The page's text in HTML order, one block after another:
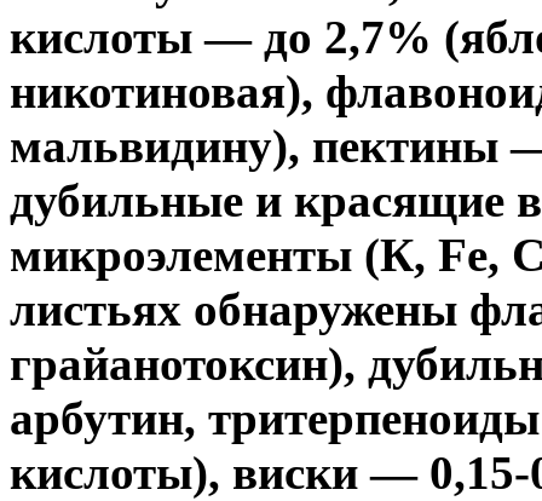
кислоты — до 2,7%
никотиновая),
мальвидину), пектины
дубильные и красящие
микроэлементы (К, Fe,
листьях обнаружены
грайанотоксин),
арбутин,
кислоты), виски — 0,15-